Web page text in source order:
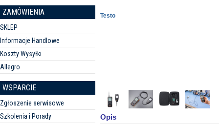
ZAMÓWIENIA
SKLEP
Informacje Handlowe
Koszty Wysyłki
Allegro
WSPARCIE
Zgłoszenie serwisowe
Szkolenia i Porady
Testo
Opis